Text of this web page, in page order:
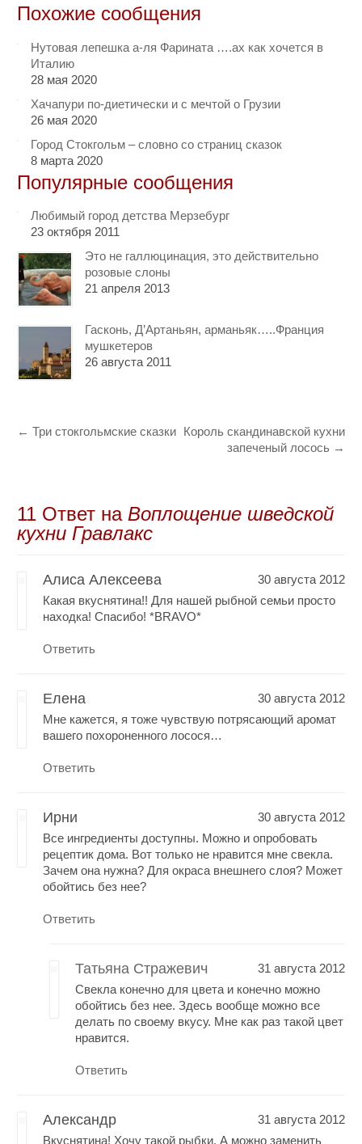
Похожие сообщения
Нутовая лепешка а-ля Фарината ….ах как хочется в
Италию
28 мая 2020
Хачапури по-диетически и с мечтой о Грузии
26 мая 2020
Город Стокгольм – словно со страниц сказок
8 марта 2020
Популярные сообщения
Любимый город детства Мерзебург
23 октября 2011
Это не галлюцинация, это действительно
розовые слоны
21 апреля 2013
Гасконь, Д’Артаньян, арманьяк…..Франция
мушкетеров
26 августа 2011
← Три стокгольмские сказки Король скандинавской кухни
запеченый лосось →
11 Oтвет на Воплощение шведской
кухни Гравлакс
Алиса Алексеева
30 августа 2012
Какая вкуснятина!! Для нашей рыбной семьи просто
находка! Спасибо! *BRAVO*
Ответить
Елена
30 августа 2012
Мне кажется, я тоже чувствую потрясающий аромат
вашего похороненного лосося…
Ответить
Ирни
30 августа 2012
Все ингредиенты доступны. Можно и опробовать
рецептик дома. Вот только не нравится мне свекла.
Зачем она нужна? Для окраса внешнего слоя? Может
обойтись без нее?
Ответить
Татьяна Стражевич
31 августа 2012
Свекла конечно для цвета и конечно можно
обойтись без нее. Здесь вообще можно все
делать по своему вкусу. Мне как раз такой цвет
нравится.
Ответить
Александр
31 августа 2012
Вкуснятина! Хочу такой рыбки. А можно заменить